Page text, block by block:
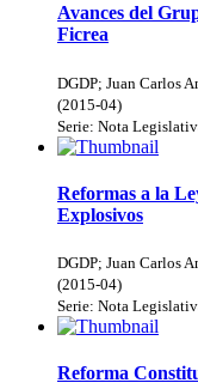
Avances del
Ficrea
DGDP; Juan Carlos
(2015-04)
Serie: Nota
Reformas a la
Explosivos
DGDP; Juan Carlos
(2015-04)
Serie: Nota
Reforma